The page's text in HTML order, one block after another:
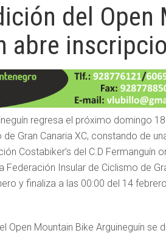
del Open
abre
regresa el próximo domingo
Gran Canaria XC, constando de
Costabiker’s del C.D
Federación Insular de Ciclismo de
y finaliza a las 00:00 del 14
Open Mountain Bike Arguineguín se